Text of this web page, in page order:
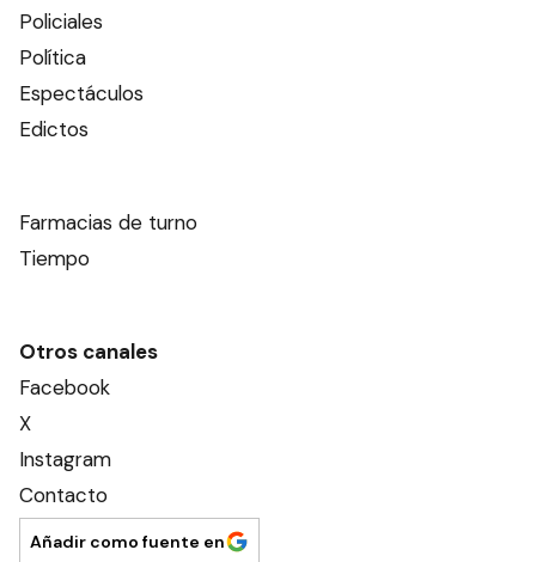
Policiales
Política
Espectáculos
Edictos
Farmacias de turno
Tiempo
Otros canales
Facebook
X
Instagram
Contacto
Añadir como fuente en